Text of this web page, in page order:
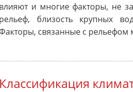
влияют и многие факторы, не
рельеф, близость крупных
связанные с рельефом
Классификация